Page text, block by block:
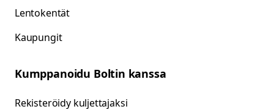
Lentokentät
Kaupungit
Kumppanoidu Boltin kanssa
Rekisteröidy kuljettajaksi